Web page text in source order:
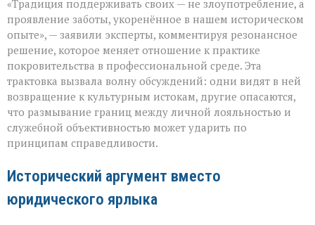
не
только
но
и
пропуск?» — о
новом
взгляде
на
кумовство
«Традиция поддерживать своих — не злоупотребление, а
проявление заботы, укоренённое в нашем историческом
опыте», — заявили эксперты, комментируя резонансное
решение, которое меняет отношение к практике
покровительства в профессиональной среде. Эта
трактовка вызвала волну обсуждений: одни видят в ней
возвращение к культурным истокам, другие опасаются,
что размывание границ между личной лояльностью и
служебной объективностью может ударить по
принципам справедливости.
Исторический аргумент вместо
юридического ярлыка